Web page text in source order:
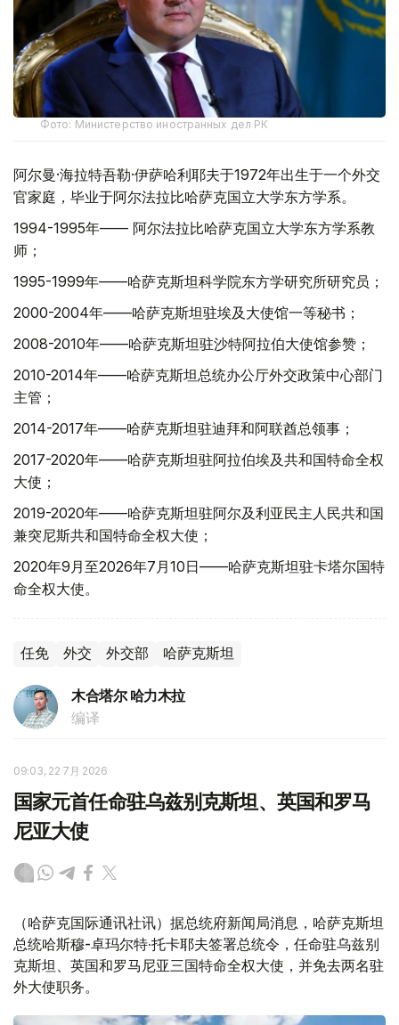
Фото: Министерство иностранных дел РК
阿尔曼·海拉特吾勒·伊萨哈利耶夫于1972年出生于一个外交
官家庭，毕业于阿尔法拉比哈萨克国立大学东方学系。
1994-1995年—— 阿尔法拉比哈萨克国立大学东方学系教
师；
1995-1999年——哈萨克斯坦科学院东方学研究所研究员；
2000-2004年——哈萨克斯坦驻埃及大使馆一等秘书；
2008-2010年——哈萨克斯坦驻沙特阿拉伯大使馆参赞；
2010-2014年——哈萨克斯坦总统办公厅外交政策中心部门
主管；
2014-2017年——哈萨克斯坦驻迪拜和阿联酋总领事；
2017-2020年——哈萨克斯坦驻阿拉伯埃及共和国特命全权
大使；
2019-2020年——哈萨克斯坦驻阿尔及利亚民主人民共和国
兼突尼斯共和国特命全权大使；
2020年9月至2026年7月10日——哈萨克斯坦驻卡塔尔国特
命全权大使。
任免 外交 外交部 哈萨克斯坦
木合塔尔 哈力木拉
编译
09:03, 22 7月 2026
国家元首任命驻乌兹别克斯坦、英国和罗马
尼亚大使
（哈萨克国际通讯社讯）据总统府新闻局消息，哈萨克斯坦
总统哈斯穆-卓玛尔特·托卡耶夫签署总统令，任命驻乌兹别
克斯坦、英国和罗马尼亚三国特命全权大使，并免去两名驻
外大使职务。